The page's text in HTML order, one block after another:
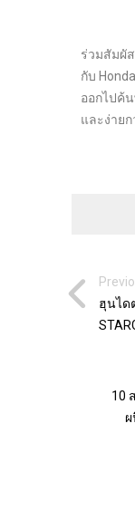
ร่วมสัมผั
กับ
ออกไปค้
และง่ายก
ฮุนได
10